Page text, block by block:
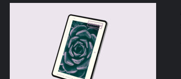
AÑADIR AL CARRITO /